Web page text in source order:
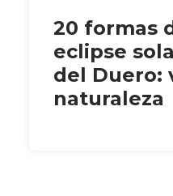
20 formas
eclipse
del Duero:
naturaleza